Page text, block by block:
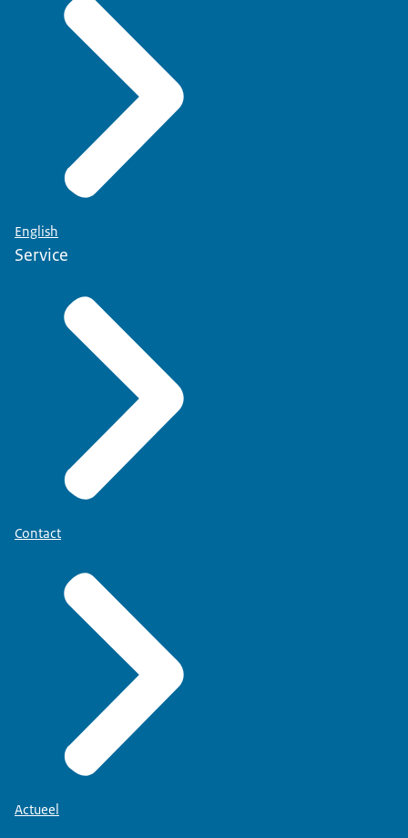
English
Service
Contact
Actueel